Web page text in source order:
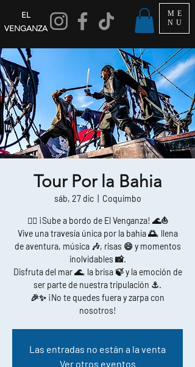
EL
VENGANZA
ME
NU
Tour Por la Bahia
sáb, 27 dic
  |
Coquimbo
🏴‍☠️ ¡Sube a bordo de El Venganza! 🌊⛵
Vive una travesía única por la bahía 🌅, llena
de aventura, música 🎶, risas 😄 y momentos
inolvidables 📸.
Disfruta del mar 🌊, la brisa 🍃 y la emoción de
ser parte de nuestra tripulación ⚓.
🎉✨ ¡No te quedes fuera y zarpa con
nosotros!
Las entradas no están a la venta
Ver otros eventos